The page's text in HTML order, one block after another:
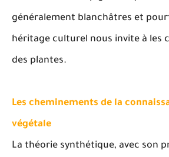
généralement blanchâtres et
héritage culturel nous invite à les
des plantes.
Les cheminements de la
végétale
La théorie synthétique, avec son